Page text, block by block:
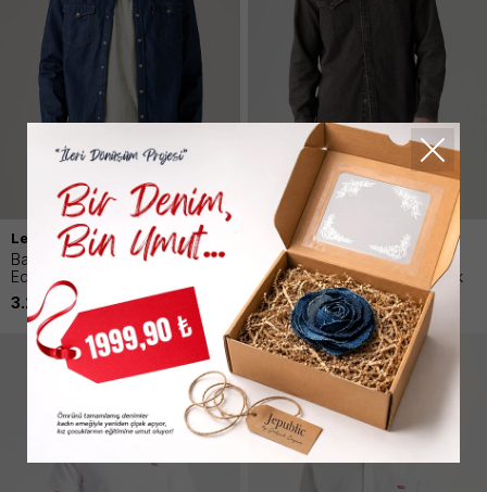
Levi`s
Barstow Western Standard
Edıtıon Erkek Mavi Gömlek
3.299,90
TL
Levi`s
Barstow Western Standard
Washed Erkek Siyah Gömlek
2.899,90TL